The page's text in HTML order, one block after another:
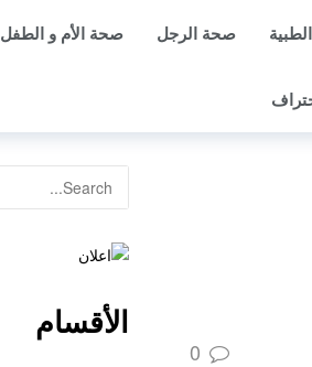
صحة الرجل صحة الأم و الطفل
0
الأقسام